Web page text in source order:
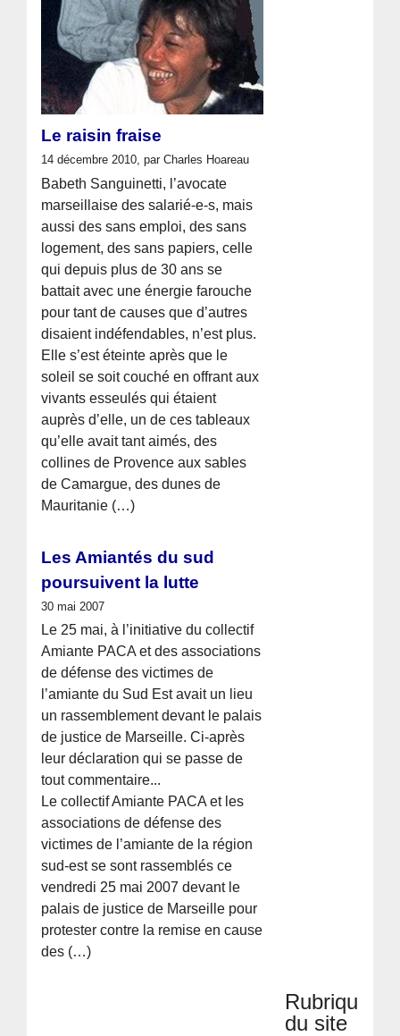
Le raisin fraise
14 décembre 2010, par Charles Hoareau
Babeth Sanguinetti, l’avocate
marseillaise des salarié-e-s, mais
aussi des sans emploi, des sans
logement, des sans papiers, celle
qui depuis plus de 30 ans se
battait avec une énergie farouche
pour tant de causes que d’autres
disaient indéfendables, n’est plus.
Elle s’est éteinte après que le
soleil se soit couché en offrant aux
vivants esseulés qui étaient
auprès d’elle, un de ces tableaux
qu’elle avait tant aimés, des
collines de Provence aux sables
de Camargue, des dunes de
Mauritanie (…)
Les Amiantés du sud
poursuivent la lutte
30 mai 2007
Le 25 mai, à l’initiative du collectif
Amiante PACA et des associations
de défense des victimes de
l’amiante du Sud Est avait un lieu
un rassemblement devant le palais
de justice de Marseille. Ci-après
leur déclaration qui se passe de
tout commentaire...
Le collectif Amiante PACA et les
associations de défense des
victimes de l’amiante de la région
sud-est se sont rassemblés ce
vendredi 25 mai 2007 devant le
palais de justice de Marseille pour
protester contre la remise en cause
des (…)
Rubriques
du site